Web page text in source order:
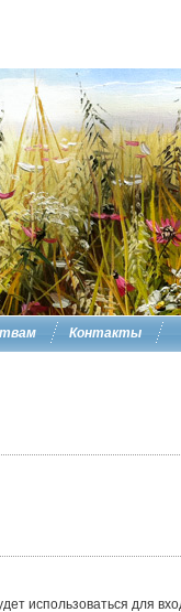
Контакты
использоваться для